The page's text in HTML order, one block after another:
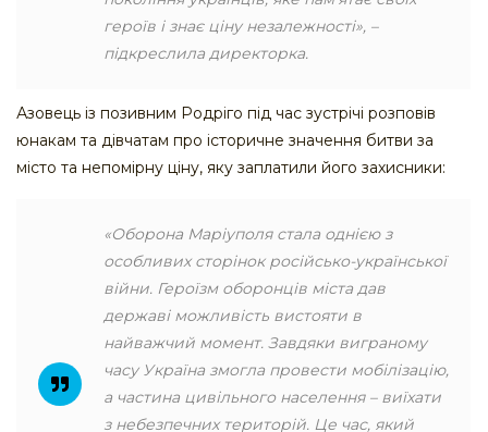
героїв і знає ціну незалежності», –
підкреслила директорка.
Азовець із позивним Родріго під час зустрічі розповів
юнакам та дівчатам про історичне значення битви за
місто та непомірну ціну, яку заплатили його захисники:
«Оборона Маріуполя стала однією з
особливих сторінок російсько-української
війни. Героїзм оборонців міста дав
державі можливість вистояти в
найважчий момент. Завдяки виграному
часу Україна змогла провести мобілізацію,
а частина цивільного населення – виїхати
з небезпечних територій. Це час, який